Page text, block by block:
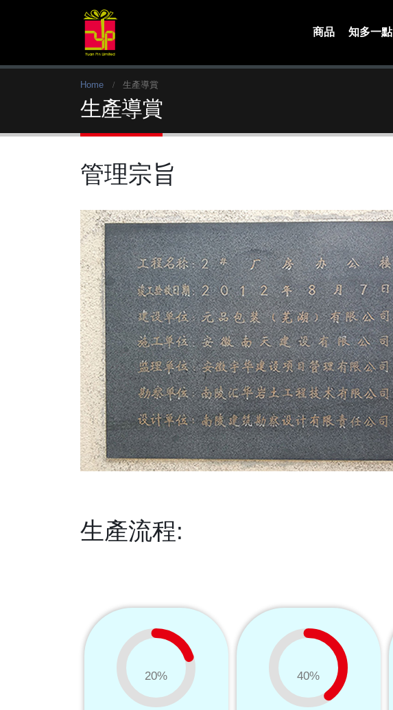
商品 知多一點
Home 生產導賞
生產導賞
管理宗旨
生產流程:
20% 40%